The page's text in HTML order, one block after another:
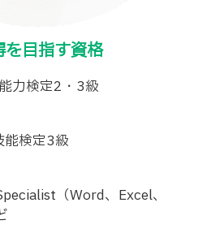
を目指す資格
力検定2・3級
能検定3級
（Word、Excel、